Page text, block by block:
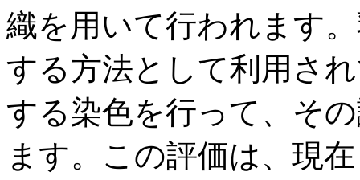
織を用いて行われます
する方法として利用さ
する染色を行って、そ
ます。この評価は、現